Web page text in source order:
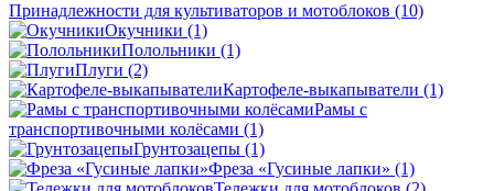
Принадлежности для культиваторов и мотоблоков (10)
Окучники (1)
Полольники (1)
Плуги (2)
Картофеле-выкапыватели (1)
Рамы с
транспортивочными колёсами (1)
Грунтозацепы (1)
Фреза «Гусиные лапки» (1)